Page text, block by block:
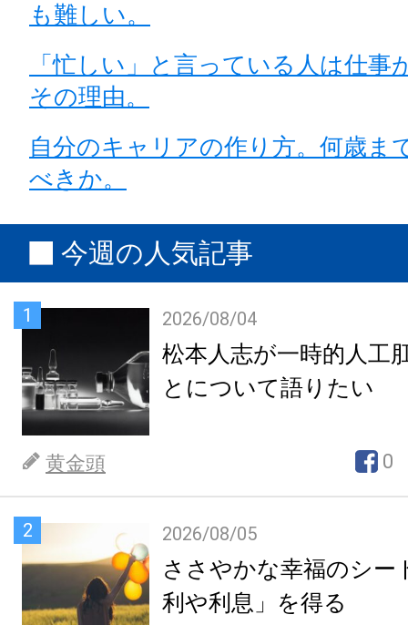
も難しい。
「忙しい」と言っている人は仕事
その理由。
自分のキャリアの作り方。何歳ま
べきか。
今週の人気記事
1 2026/08/04
松本人志が一時的人工
とについて語りたい
黄金頭 0
2 2026/08/05
ささやかな幸福のシー
利や利息」を得る